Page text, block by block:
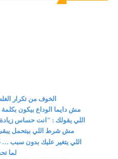
الخوف من تكرار
مش دايما الوداع بيكون
اللي يقولك : "انت حساس
مش شرط اللي بيتحمل
اللي يتغير عليك بدون سبب
لما